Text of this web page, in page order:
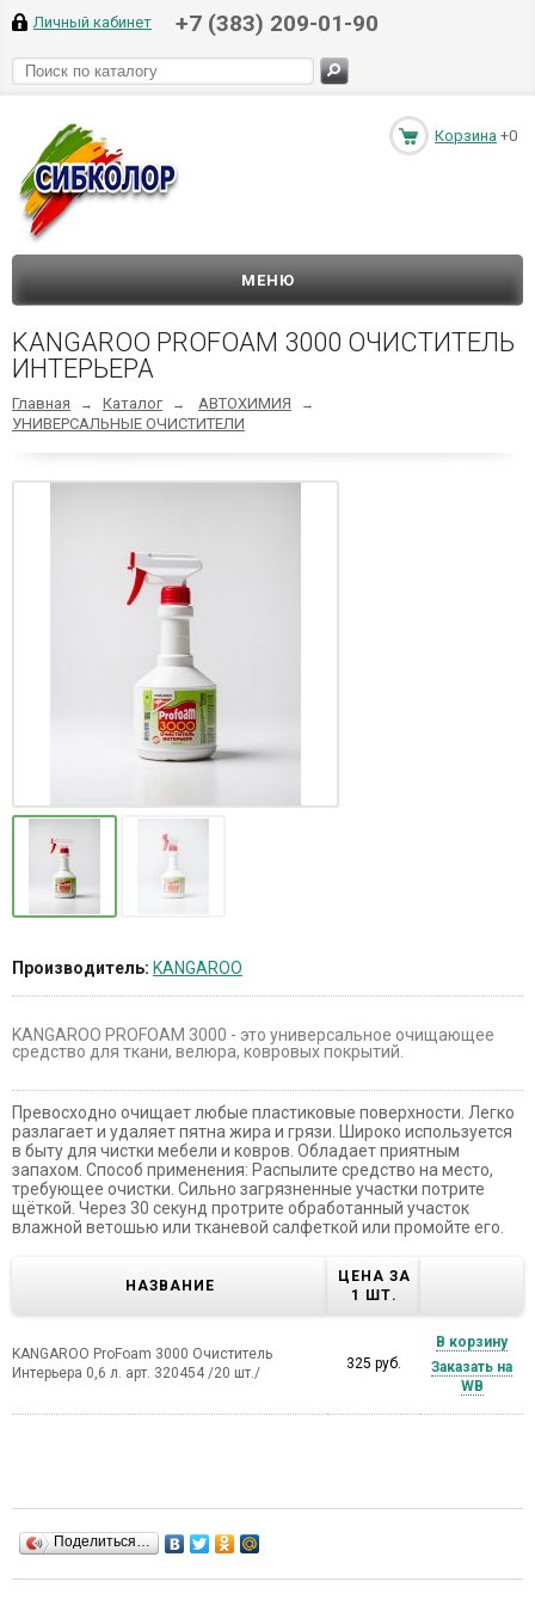
Личный кабинет +7 (383) 209-01-90
Корзина +0
МЕНЮ
KANGAROO PROFOAM 3000 ОЧИСТИТЕЛЬ
ИНТЕРЬЕРА
Главная → Каталог → АВТОХИМИЯ →
УНИВЕРСАЛЬНЫЕ ОЧИСТИТЕЛИ
Производитель: KANGAROO
KANGAROO PROFOAM 3000 - это универсальное очищающее
средство для ткани, велюра, ковровых покрытий.
Превосходно очищает любые пластиковые поверхности. Легко
разлагает и удаляет пятна жира и грязи. Широко используется
в быту для чистки мебели и ковров. Обладает приятным
запахом. Способ применения: Распылите средство на место,
требующее очистки. Сильно загрязненные участки потрите
щёткой. Через 30 секунд протрите обработанный участок
влажной ветошью или тканевой салфеткой или промойте его.
НАЗВАНИЕ
ЦЕНА ЗА
1 ШТ.
KANGAROO ProFoam 3000 Очиститель
Интерьера 0,6 л. арт. 320454 /20 шт./
325 руб.
В корзину
Заказать на
WB
Поделиться…